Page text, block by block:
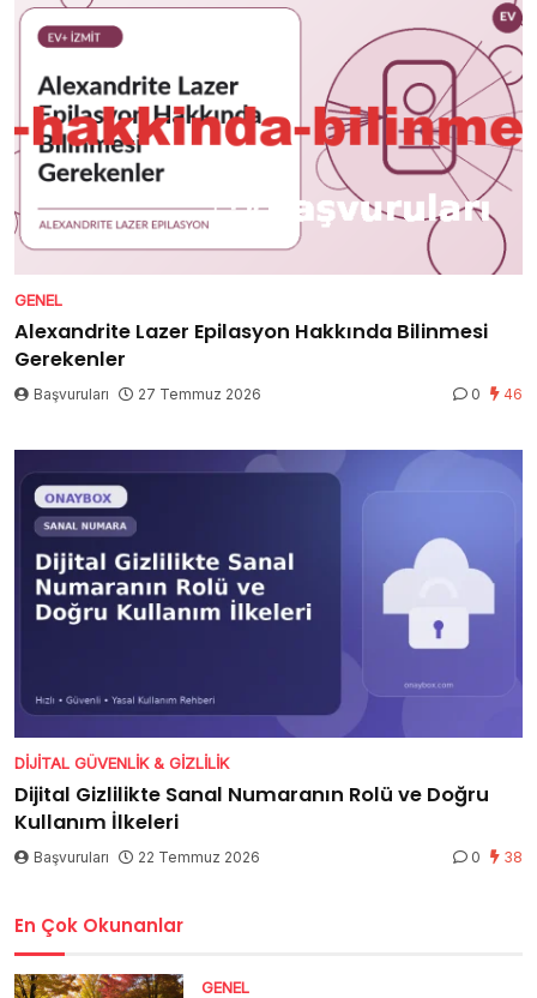
GENEL
Alexandrite Lazer Epilasyon Hakkında Bilinmesi
Gerekenler
Başvuruları 27 Temmuz 2026 0 46
DIJITAL GÜVENLIK & GIZLILIK
Dijital Gizlilikte Sanal Numaranın Rolü ve Doğru
Kullanım İlkeleri
Başvuruları 22 Temmuz 2026 0 38
En Çok Okunanlar
GENEL